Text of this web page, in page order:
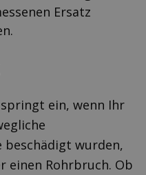
Ersatz
ein, wenn Ihr
beschädigt wurden,
einen Rohrbruch. Ob